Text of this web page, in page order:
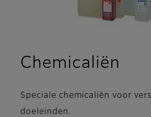
Chemicaliën
Speciale chemicaliën voor
doeleinden.